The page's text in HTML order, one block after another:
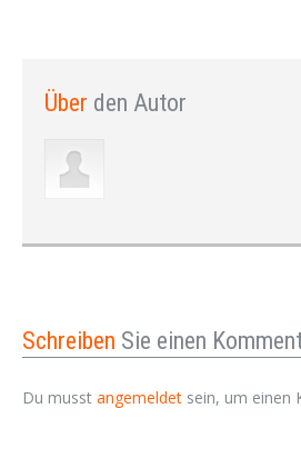
Über den Autor
Schreiben Sie einen
Du musst angemeldet sein, um einen